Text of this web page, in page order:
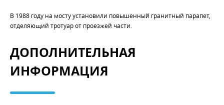
В 1988 году на мосту установили повышенный гранитный парапет,
отделяющий тротуар от проезжей части.
ДОПОЛНИТЕЛЬНАЯ
ИНФОРМАЦИЯ